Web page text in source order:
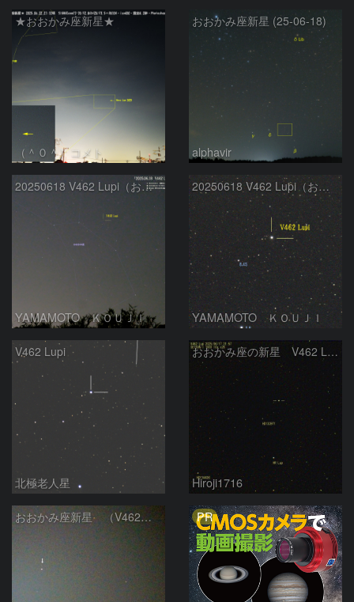
★おおかみ座新星★
（＾０＾）コメト
おおかみ座新星 (25-06-18)
alphavir
20250618 V462 Lupi（おおかみ座新星）
YAMAMOTO ＫＯＵＪＩ
20250618 V462 Lupi（おおかみ座新星）
YAMAMOTO ＫＯＵＪＩ
V462 Lupi
北極老人星
おおかみ座の新星 V462 Lup
Hiroji1716
おおかみ座新星 （V462 LUP） PR